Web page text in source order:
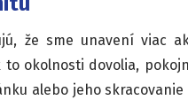
že sme unavení viac
okolnosti dovolia,
alebo jeho